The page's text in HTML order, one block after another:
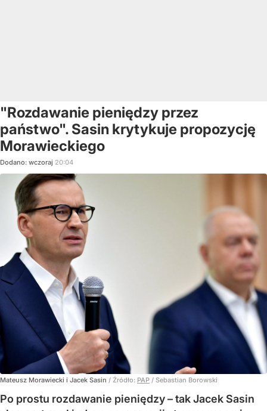
"Rozdawanie pieniędzy przez
państwo". Sasin krytykuje propozycję
Morawieckiego
Dodano: wczoraj 20:04
Mateusz Morawiecki i Jacek Sasin / Źródło: PAP / Sebastian Borowski
Po prostu rozdawanie pieniędzy – tak Jacek Sasin